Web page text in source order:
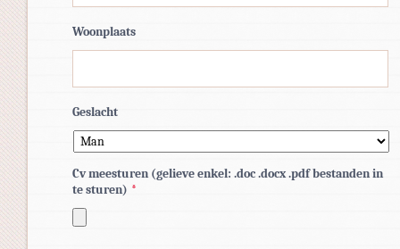
Woonplaats
Geslacht
Cv meesturen (gelieve enkel: .doc .docx .pdf bestanden in
te sturen) *